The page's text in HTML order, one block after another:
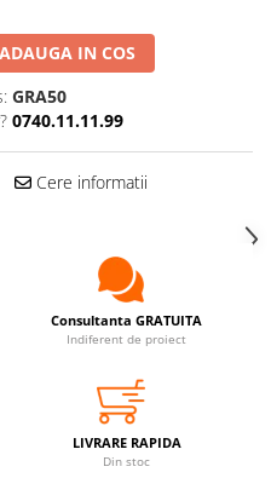
ADAUGA IN COS
GRA50
0740.11.11.99
Cere informatii
Consultanta GRATUITA
Indiferent de proiect
LIVRARE RAPIDA
Din stoc